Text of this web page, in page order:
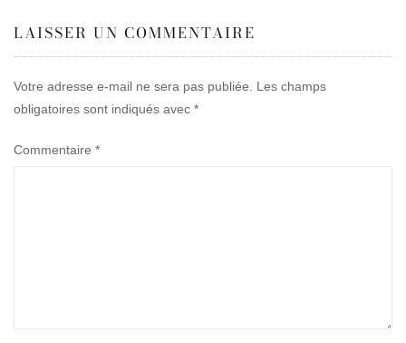
l’article
LAISSER UN COMMENTAIRE
Votre adresse e-mail ne sera pas publiée.
Les champs
obligatoires sont indiqués avec *
Commentaire *